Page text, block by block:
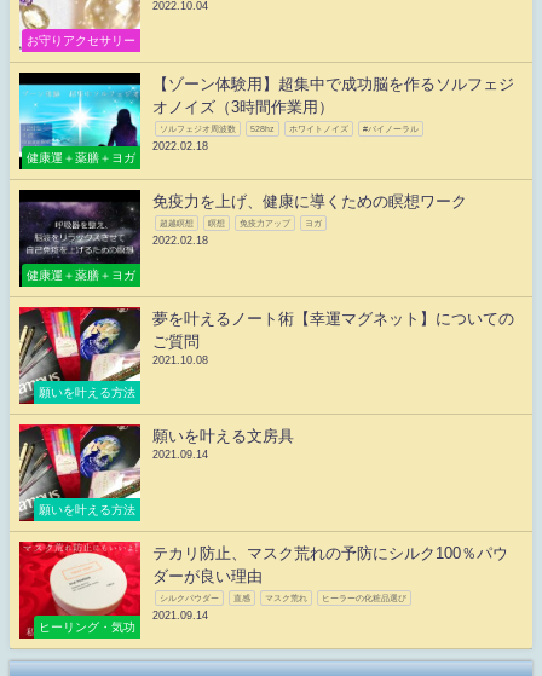
お守りアクセサリー
2022.10.04
健康運＋薬膳＋ヨガ
【ゾーン体験用】超集中で成功脳を作るソルフェジ
オノイズ（3時間作業用）
ソルフェジオ周波数 528hz ホワイトノイズ #バイノーラル
2022.02.18
健康運＋薬膳＋ヨガ
免疫力を上げ、健康に導くための瞑想ワーク
超越瞑想 瞑想 免疫力アップ ヨガ
2022.02.18
願いを叶える方法
夢を叶えるノート術【幸運マグネット】についての
ご質問
2021.10.08
願いを叶える方法
願いを叶える文房具
2021.09.14
ヒーリング・気功
テカリ防止、マスク荒れの予防にシルク100％パウ
ダーが良い理由
シルクパウダー 直感 マスク荒れ ヒーラーの化粧品選び
2021.09.14